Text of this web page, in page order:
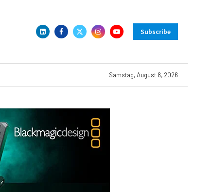
Subscribe
Samstag, August 8, 2026